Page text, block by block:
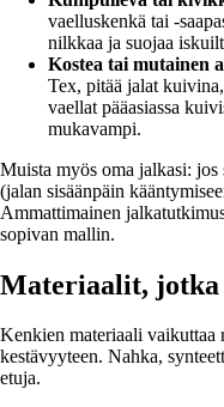
vaelluskenkä tai -
nilkkaa ja suojaa
Kostea tai mutainen
Tex, pitää jalat
vaellat pääasiassa
mukavampi.
Muista myös oma jalkasi:
(jalan sisäänpäin
Ammattimainen
sopivan mallin.
Materiaalit, jotka
Kenkien materiaali vaikuttaa
kestävyyteen. Nahka,
etuja.